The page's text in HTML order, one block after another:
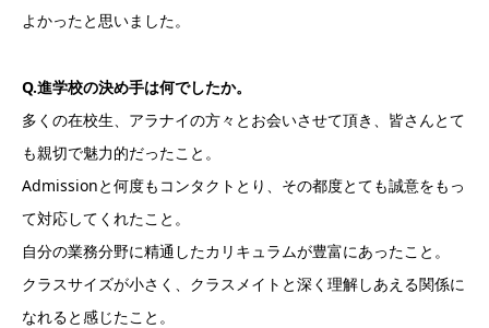
よかったと思いました。
Q.進学校の決め手は何でしたか。
多くの在校生、アラナイの方々とお会いさせて頂き、皆さんとて
も親切で魅力的だったこと。
Admissionと何度もコンタクトとり、その都度とても誠意をもっ
て対応してくれたこと。
自分の業務分野に精通したカリキュラムが豊富にあったこと。
クラスサイズが小さく、クラスメイトと深く理解しあえる関係に
なれると感じたこと。